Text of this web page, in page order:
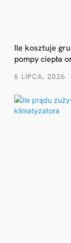
Ile kosztuje
pompy ciepła
6 LIPCA, 2026